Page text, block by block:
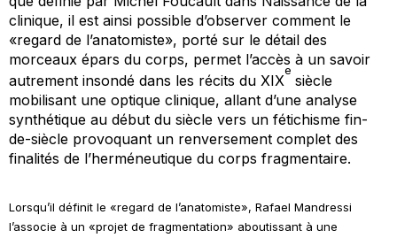
clinique, il est ainsi possible d’observer comment le
«regard de l’anatomiste», porté sur le détail des
morceaux épars du corps, permet l’accès à un savoir
autrement insondé dans les récits du XIX
e
siècle
mobilisant une optique clinique, allant d’une analyse
synthétique au début du siècle vers un fétichisme fin-
de-siècle provoquant un renversement complet des
finalités de l’herméneutique du corps fragmentaire.
Lorsqu’il définit le «regard de l’anatomiste», Rafael Mandressi
l’associe à un «projet de fragmentation» aboutissant à une